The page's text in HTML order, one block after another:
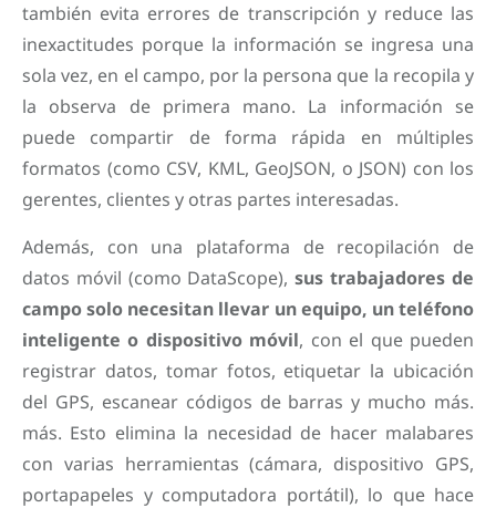
también evita errores de transcripción y reduce las
inexactitudes porque la información se ingresa una
sola vez, en el campo, por la persona que la recopila y
la observa de primera mano. La información se
puede compartir de forma rápida en múltiples
formatos (como CSV, KML, GeoJSON, o JSON) con los
gerentes, clientes y otras partes interesadas.
Además, con una plataforma de recopilación de
datos móvil (como DataScope),sus trabajadores de
campo solo necesitan llevar un equipo, un teléfono
inteligente o dispositivo móvil, con el que pueden
registrar datos, tomar fotos, etiquetar la ubicación
del GPS, escanear códigos de barras y mucho más.
más. Esto elimina la necesidad de hacer malabares
con varias herramientas (cámara, dispositivo GPS,
portapapeles y computadora portátil), lo que hace